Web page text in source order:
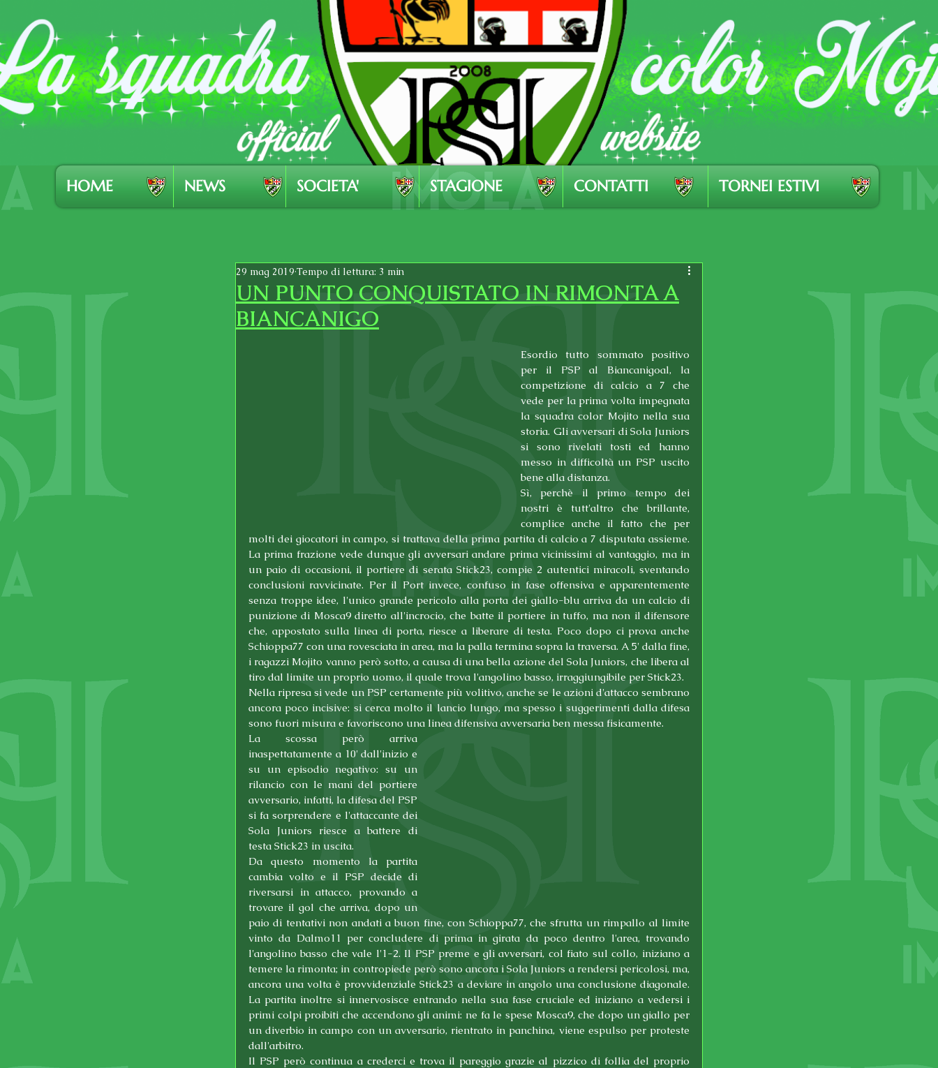
HOME NEWS SOCIETA' STAGIONE CONTATTI TORNEI ESTIVI
UN PUNTO CONQUISTATO IN RIMONTA A
BIANCANIGO
29 mag 2019 Tempo di lettura: 3 min
Esordio tutto sommato positivo
per il PSP al Biancanigoal, la
competizione di calcio a 7 che
vede per la prima volta impegnata
la squadra color Mojito nella sua
storia. Gli avversari di Sola Juniors
si sono rivelati tosti ed hanno
messo in difficoltà un PSP uscito
bene alla distanza.
Sì, perchè il primo tempo dei
nostri è tutt'altro che brillante,
complice anche il fatto che per
molti dei giocatori in campo, si trattava della prima partita di calcio a 7 disputata assieme.
La prima frazione vede dunque gli avversari andare prima vicinissimi al vantaggio, ma in
un paio di occasioni, il portiere di serata Stick23, compie 2 autentici miracoli, sventando
conclusioni ravvicinate. Per il Port invece, confuso in fase offensiva e apparentemente
senza troppe idee, l'unico grande pericolo alla porta dei giallo-blu arriva da un calcio di
punizione di Mosca9 diretto all'incrocio, che batte il portiere in tuffo, ma non il difensore
che, appostato sulla linea di porta, riesce a liberare di testa. Poco dopo ci prova anche
Schioppa77 con una rovesciata in area, ma la palla termina sopra la traversa. A 5' dalla fine,
i ragazzi Mojito vanno però sotto, a causa di una bella azione del Sola Juniors, che libera al
tiro dal limite un proprio uomo, il quale trova l'angolino basso, irraggiungibile per Stick23.
Nella ripresa si vede un PSP certamente più volitivo, anche se le azioni d'attacco sembrano
ancora poco incisive: si cerca molto il lancio lungo, ma spesso i suggerimenti dalla difesa
sono fuori misura e favoriscono una linea difensiva avversaria ben messa fisicamente.
La scossa però arriva
inaspettatamente a 10' dall'inizio e
su un episodio negativo: su un
rilancio con le mani del portiere
avversario, infatti, la difesa del PSP
si fa sorprendere e l'attaccante dei
Sola Juniors riesce a battere di
testa Stick23 in uscita.
Da questo momento la partita
cambia volto e il PSP decide di
riversarsi in attacco, provando a
trovare il gol che arriva, dopo un
paio di tentativi non andati a buon fine, con Schioppa77, che sfrutta un rimpallo al limite
vinto da Dalmo11 per concludere di prima in girata da poco dentro l'area, trovando
l'angolino basso che vale l'1-2. Il PSP preme e gli avversari, col fiato sul collo, iniziano a
temere la rimonta; in contropiede però sono ancora i Sola Juniors a rendersi pericolosi, ma,
ancora una volta è provvidenziale Stick23 a deviare in angolo una conclusione diagonale.
La partita inoltre si innervosisce entrando nella sua fase cruciale ed iniziano a vedersi i
primi colpi proibiti che accendono gli animi: ne fa le spese Mosca9, che dopo un giallo per
un diverbio in campo con un avversario, rientrato in panchina, viene espulso per proteste
dall'arbitro.
Il PSP però continua a crederci e trova il pareggio grazie al pizzico di follia del proprio